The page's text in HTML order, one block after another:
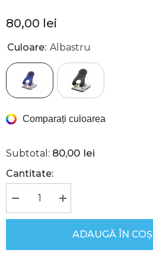
80,00 lei
Culoare: Albastru
Comparați culoarea
Subtotal: 80,00 lei
Cantitate:
Reduceți
cantitatea
pentru
Creșteți
cantitatea
pentru
Perforator
Perfo60,
ADAUGĂ ÎN COȘ